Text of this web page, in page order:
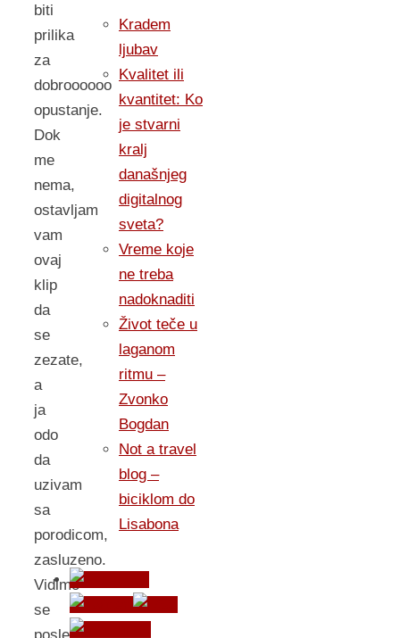
biti
prilika
za
dobroooooo
opustanje.
Dok
me
nema,
ostavljam
vam
ovaj
klip
da
se
zezate,
a
ja
odo
da
uzivam
sa
porodicom,
zasluzeno.
Vidimo
se
Kradem
ljubav
Kvalitet ili
kvantitet: Ko
je stvarni
kralj
današnjeg
digitalnog
sveta?
Vreme koje
ne treba
nadoknaditi
Život teče u
laganom
ritmu –
Zvonko
Bogdan
Not a travel
blog –
biciklom do
Lisabona